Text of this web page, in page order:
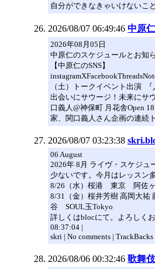
自分ができなきゃいけないこと
2026/08/07 06:49:46 中原
2026年08月05日
中原仁のスケジュールとお知
【中原仁のSNS】
（土）トークイベント出演
出会いにサウージ！未来にサ
口義人@神保町 月花舎Open
家、関口義人さん企画の連続
2026/08/07 03:23:38
06 August
2026年 8月 ライヴ・スケジュ
少ないです。今月はレッスン
8/26（水）桜港 東京 阿佐
8/31（金）桜井芳樹 高岡大
谷 SOUL玉Tokyo
詳しくはblocにて。よろしくお
08:37:04 |
skri | No comments | TrackBacks
2026/08/06 00:32:46 歌舞